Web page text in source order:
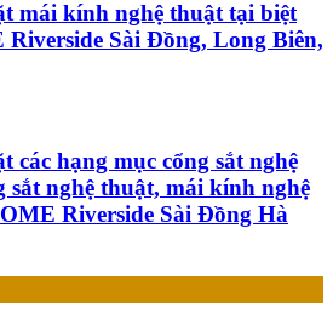
mái kính nghệ thuật tại biệt
Sài Đồng, Long Biên,
các hạng mục cổng sắt nghệ
sắt nghệ thuật, mái kính nghệ
Riverside Sài Đồng Hà